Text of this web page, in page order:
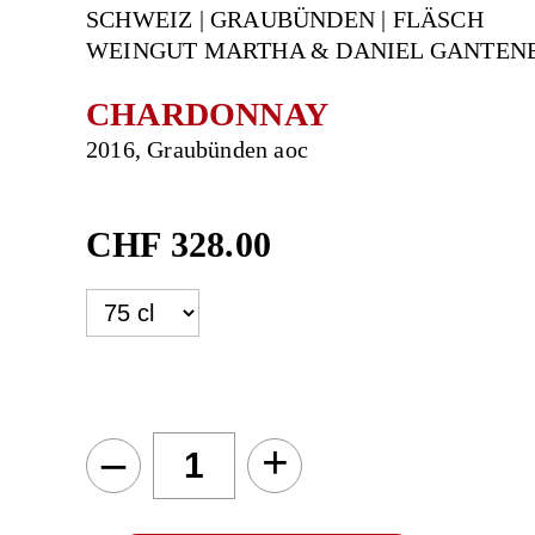
SCHWEIZ | GRAUBÜNDEN | FLÄSCH
WEINGUT MARTHA & DANIEL
CHARDONNAY
2016, Graubünden aoc
CHF 328.00
– +